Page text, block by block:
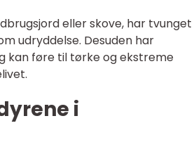
eller skove, har tvunget
udryddelse. Desuden har
kan føre til tørke og ekstreme
i